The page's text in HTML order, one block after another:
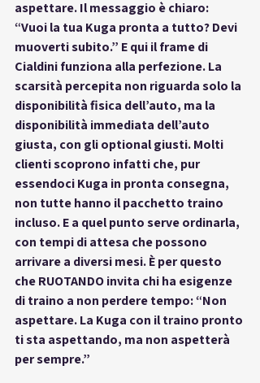
aspettare. Il messaggio è chiaro:
“Vuoi la tua Kuga pronta a tutto? Devi
muoverti subito.” E qui il frame di
Cialdini funziona alla perfezione. La
scarsità percepita non riguarda solo la
disponibilità fisica dell’auto, ma la
disponibilità immediata dell’auto
giusta, con gli optional giusti. Molti
clienti scoprono infatti che, pur
essendoci Kuga in pronta consegna,
non tutte hanno il pacchetto traino
incluso. E a quel punto serve ordinarla,
con tempi di attesa che possono
arrivare a diversi mesi. È per questo
che RUOTANDO invita chi ha esigenze
di traino a non perdere tempo: “Non
aspettare. La Kuga con il traino pronto
ti sta aspettando, ma non aspetterà
per sempre.”